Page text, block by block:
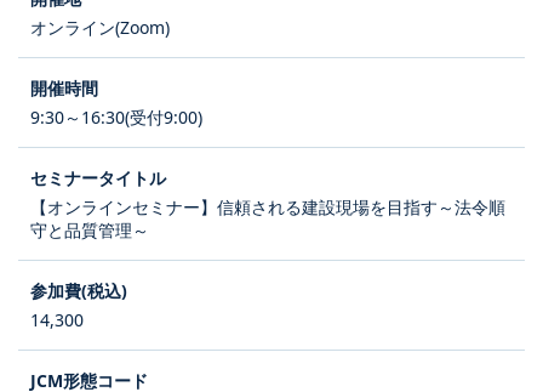
オンライン(Zoom)
9:30～16:30(受付9:00)
【オンラインセミナー】信頼される建設現場を目指す～法令順
守と品質管理～
14,300